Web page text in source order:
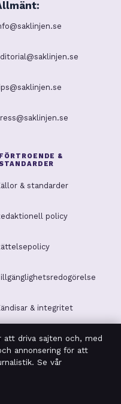
FÖRTROENDE &
& standarder
policy
& integritet
att driva sajten och, med
annonsering för att
Se vår